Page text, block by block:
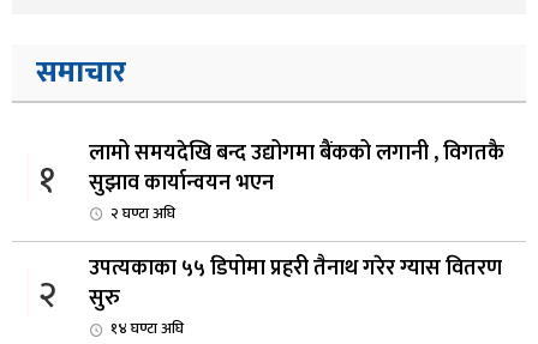
समाचार
१
लामो समयदेखि बन्द उद्योगमा बैंकको लगानी , विगतकै
सुझाव कार्यान्वयन भएन
२ घण्टा अघि
२
उपत्यकाका ५५ डिपोमा प्रहरी तैनाथ गरेर ग्यास वितरण
सुरु
१४ घण्टा अघि